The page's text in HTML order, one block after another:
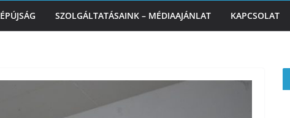
SZOLGÁLTATÁSAINK – MÉDIAAJÁNLAT KAPCSOLAT